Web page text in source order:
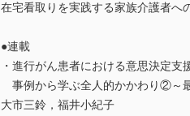
在宅看取りを実践する家族介護者へ
●連載
・進行がん患者における意思決定支
事例から学ぶ全人的かかわり②～
大市三鈴，福井小紀子